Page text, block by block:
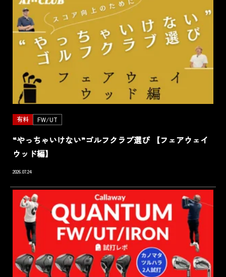
有料 FW/UT
“やっちゃいけない”ゴルフクラブ選び 【フェアウェイ
ウッド編】
2026.07.24